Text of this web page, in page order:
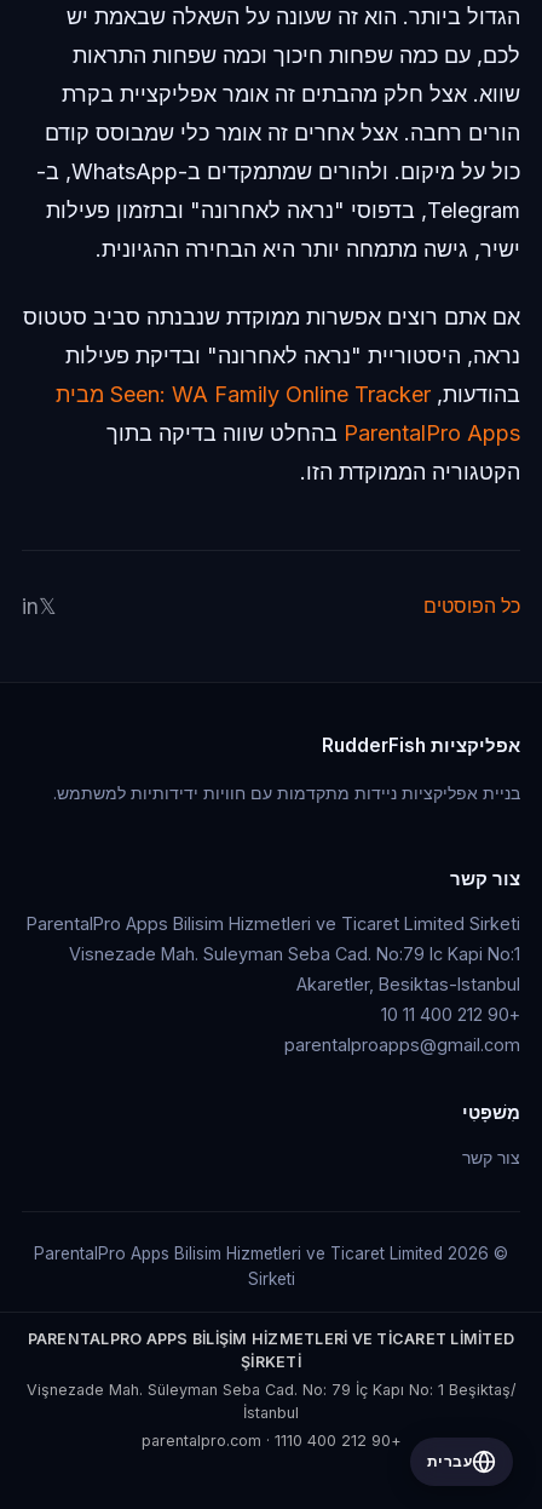
הגדול ביותר. הוא זה שעונה על השאלה שבאמת יש
לכם, עם כמה שפחות חיכוך וכמה שפחות התראות
שווא. אצל חלק מהבתים זה אומר אפליקציית בקרת
הורים רחבה. אצל אחרים זה אומר כלי שמבוסס קודם
כול על מיקום. ולהורים שמתמקדים ב-WhatsApp, ב-
Telegram, בדפוסי "נראה לאחרונה" ובתזמון פעילות
ישיר, גישה מתמחה יותר היא הבחירה ההגיונית.
אם אתם רוצים אפשרות ממוקדת שנבנתה סביב סטטוס
נראה, היסטוריית "נראה לאחרונה" ובדיקת פעילות
בהודעות,
Seen: WA Family Online Tracker מבית
ParentalPro Apps בהחלט שווה בדיקה בתוך
הקטגוריה הממוקדת הזו.
כל הפוסטים 𝕏
in
אפליקציות RudderFish
בניית אפליקציות ניידות מתקדמות עם חוויות ידידותיות למשתמש.
צור קשר
ParentalPro Apps Bilisim Hizmetleri ve Ticaret Limited Sirketi
Visnezade Mah. Suleyman Seba Cad. No:79 Ic Kapi No:1
Akaretler, Besiktas-Istanbul
+90 212 400 11 10
parentalproapps@gmail.com
מִשׁפָּטִי
צור קשר
© 2026 ParentalPro Apps Bilisim Hizmetleri ve Ticaret Limited
Sirketi
PARENTALPRO APPS BİLİŞİM HİZMETLERİ VE TİCARET LİMİTED
ŞİRKETİ
Vişnezade Mah. Süleyman Seba Cad. No: 79 İç Kapı No: 1 Beşiktaş/
İstanbul
+90 212 400 1110
·
parentalpro.com
עברית